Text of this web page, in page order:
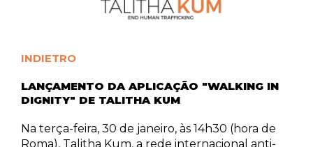
INDIETRO
LANÇAMENTO DA APLICAÇÃO "WALKING IN
DIGNITY" DE TALITHA KUM
Na terça-feira, 30 de janeiro, às 14h30 (hora de
Roma), Talitha Kum, a rede internacional anti-